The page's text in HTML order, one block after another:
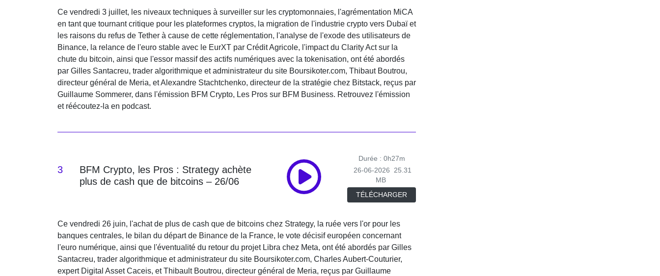
Ce vendredi 3 juillet, les niveaux techniques à surveiller sur les cryptomonnaies, l'agrémentation MiCA
en tant que tournant critique pour les plateformes cryptos, la migration de l'industrie crypto vers Dubaï et
les raisons du refus de Tether à cause de cette réglementation, l'analyse de l'exode des utilisateurs de
Binance, la relance de l'euro stable avec le EurXT par Crédit Agricole, l'impact du Clarity Act sur la
chute du bitcoin, ainsi que l'essor massif des actifs numériques avec la tokenisation, ont été abordés
par Gilles Santacreu, trader algorithmique et administrateur du site Boursikoter.com, Thibaut Boutrou,
directeur général de Meria, et Alexandre Stachtchenko, directeur de la stratégie chez Bitstack, reçus par
Guillaume Sommerer, dans l'émission BFM Crypto, Les Pros sur BFM Business. Retrouvez l'émission
et réécoutez-la en podcast.
3
BFM Crypto, les Pros : Strategy achète
plus de cash que de bitcoins – 26/06
Durée : 0h27m
26-06-2026
25.31
MB
TÉLÉCHARGER
Ce vendredi 26 juin, l'achat de plus de cash que de bitcoins chez Strategy, la ruée vers l'or pour les
banques centrales, le bilan du départ de Binance de la France, le vote décisif européen concernant
l'euro numérique, ainsi que l'éventualité du retour du projet Libra chez Meta, ont été abordés par Gilles
Santacreu, trader algorithmique et administrateur du site Boursikoter.com, Charles Aubert-Couturier,
expert Digital Asset Caceis, et Thibault Boutrou, directeur général de Meria, reçus par Guillaume